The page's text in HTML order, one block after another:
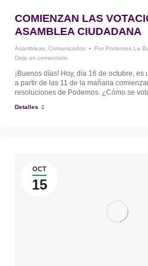
COMIENZAN LAS
ASAMBLEA CIUDADANA
Asambleas, Comunicados Por Podemos La
Deja un comentario
¡Buenos días! Hoy, día 16 de octubre, es
a partir de las 11 de la mañana
resoluciones de Podemos. ¿Cómo se
Detalles
OCT
15